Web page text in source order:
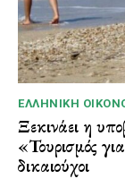
ΕΛΛΗΝΙΚΉ
Ξεκινάει η
«Τουρισμός
δικαιούχοι